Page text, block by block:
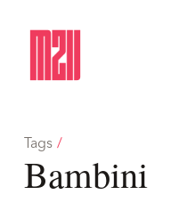
Tags /
Bambini